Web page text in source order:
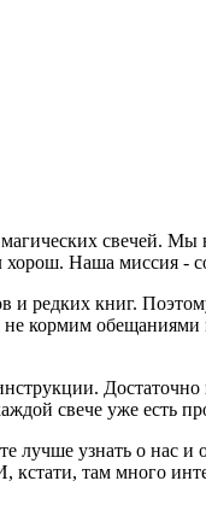
свечей.
Наша миссия -
и редких книг.
кормим
свече уже есть
узнать о нас и
кстати, там много